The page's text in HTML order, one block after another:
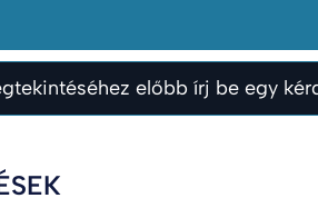
előbb írj be egy